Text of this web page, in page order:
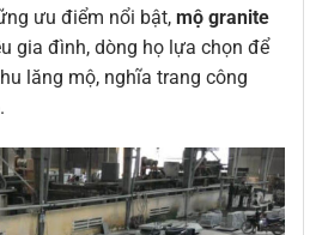
ưu điểm nổi bật, mộ granite
gia đình, dòng họ lựa chọn để
lăng mộ, nghĩa trang công